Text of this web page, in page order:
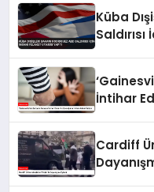
Küba
İntihar
Cardiff